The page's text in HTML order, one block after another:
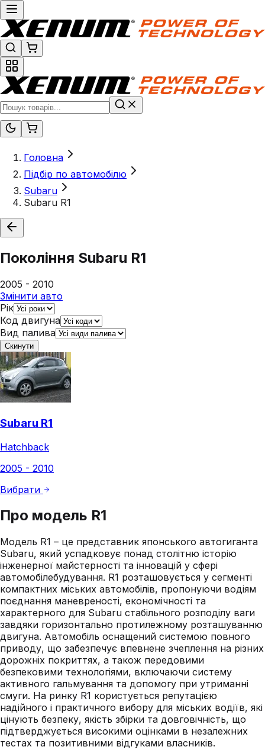
Головна
Підбір по автомобілю
Subaru
Subaru R1
Покоління Subaru R1
2005 - 2010
Змінити авто
Рік
Код двигуна
Вид палива
Скинути
Subaru R1
Hatchback
2005 - 2010
Вибрати
Про модель R1
Модель R1 – це представник японського автогиганта
Subaru, який успадковує понад столітню історію
інженерної майстерності та інновацій у сфері
автомобілебудування. R1 розташовується у сегменті
компактних міських автомобілів, пропонуючи водіям
поєднання маневреності, економічності та
характерного для Subaru стабільного розподілу ваги
завдяки горизонтально протилежному розташуванню
двигуна. Автомобіль оснащений системою повного
приводу, що забезпечує впевнене зчеплення на різних
дорожніх покриттях, а також передовими
безпековими технологіями, включаючи систему
активного гальмування та допомогу при утриманні
смуги. На ринку R1 користується репутацією
надійного і практичного вибору для міських водіїв, які
цінують безпеку, якість збірки та довговічність, що
підтверджується високими оцінками в незалежних
тестах та позитивними відгуками власників.